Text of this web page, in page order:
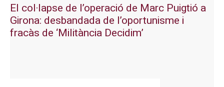
El col·lapse de l’operació de Marc Puigtió a
Girona: desbandada de l’oportunisme i
fracàs de ‘Militància Decidim’